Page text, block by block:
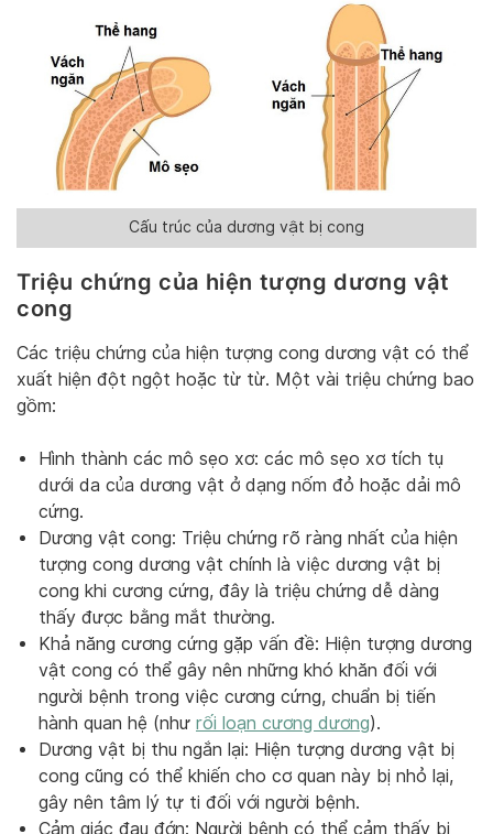
Cấu trúc của dương vật bị cong
Triệu chứng của hiện tượng dương vật
cong
Các triệu chứng của hiện tượng cong dương vật có thể
xuất hiện đột ngột hoặc từ từ. Một vài triệu chứng bao
gồm:
Hình thành các mô sẹo xơ: các mô sẹo xơ tích tụ
dưới da của dương vật ở dạng nốm đỏ hoặc dải mô
cứng.
Dương vật cong: Triệu chứng rõ ràng nhất của hiện
tượng cong dương vật chính là việc dương vật bị
cong khi cương cứng, đây là triệu chứng dễ dàng
thấy được bằng mắt thường.
Khả năng cương cứng gặp vấn đề: Hiện tượng dương
vật cong có thể gây nên những khó khăn đối với
người bệnh trong việc cương cứng, chuẩn bị tiến
hành quan hệ (như rối loạn cương dương).
Dương vật bị thu ngắn lại: Hiện tượng dương vật bị
cong cũng có thể khiến cho cơ quan này bị nhỏ lại,
gây nên tâm lý tự ti đối với người bệnh.
Cảm giác đau đớn: Người bệnh có thể cảm thấy bị